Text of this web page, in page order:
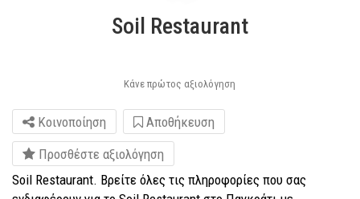
Soil Restaurant
Κάνε πρώτος αξιολόγηση
Κοινοποίηση
Αποθήκευση
Προσθέστε αξιολόγηση
Soil Restaurant. Βρείτε όλες τις πληροφορίες που σας